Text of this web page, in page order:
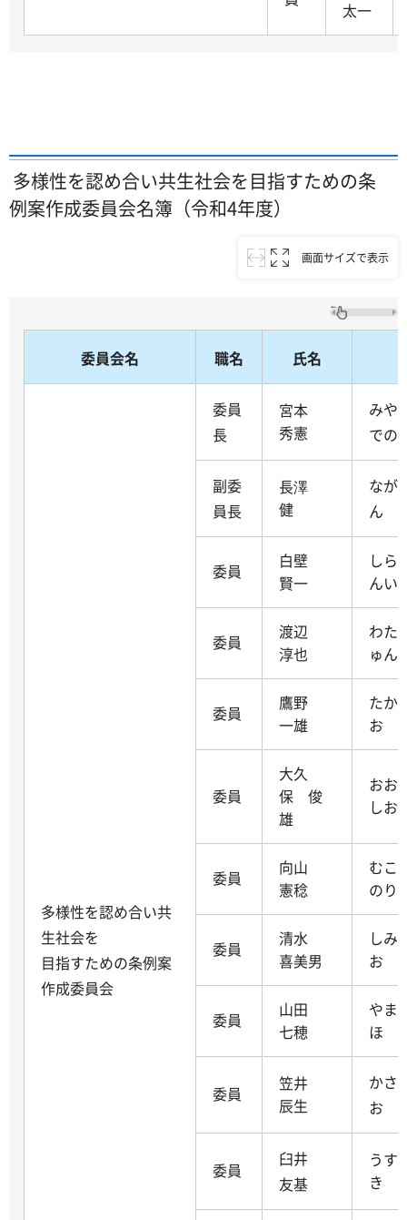
太一
多様性を認め合い共生社会を目指すための条
例案作成委員会名簿（令和4年度）
画面サイズで表示
委員会名 職名 氏名
多様性を認め合い共
生社会を
目指すための条例案
作成委員会
委員
長
宮本
秀憲
みや
での
副委
員長
長澤
健
なが
ん
委員
白壁
賢一
し
んい
委員
渡辺
淳也
わた
ゅん
委員
鷹野
一雄
たか
お
委員
大久
保 俊
雄
おお
しお
委員
向山
憲稔
む
のり
委員
清水
喜美男
し
お
委員
山田
七穂
やま
ほ
委員
笠井
辰生
かさ
お
委員
臼井
友基
う
き